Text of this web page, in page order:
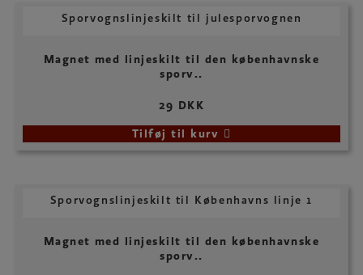
Sporvognslinjeskilt til julesporvognen
Magnet med linjeskilt til den københavnske
sporv..
29 DKK
Tilføj til kurv
Sporvognslinjeskilt til Københavns linje 1
Magnet med linjeskilt til den københavnske
sporv..